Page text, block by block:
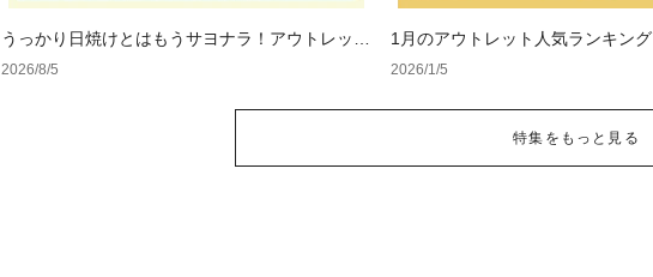
うっかり日焼けとはもうサヨナラ！アウトレット
で見つけるUV対策ウェア
2026/8/5
1月のアウトレット人気ランキング
2026/1/5
特集をもっと見る